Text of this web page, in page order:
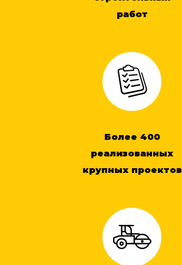
работ
Более 400
реализованных
крупных проектов